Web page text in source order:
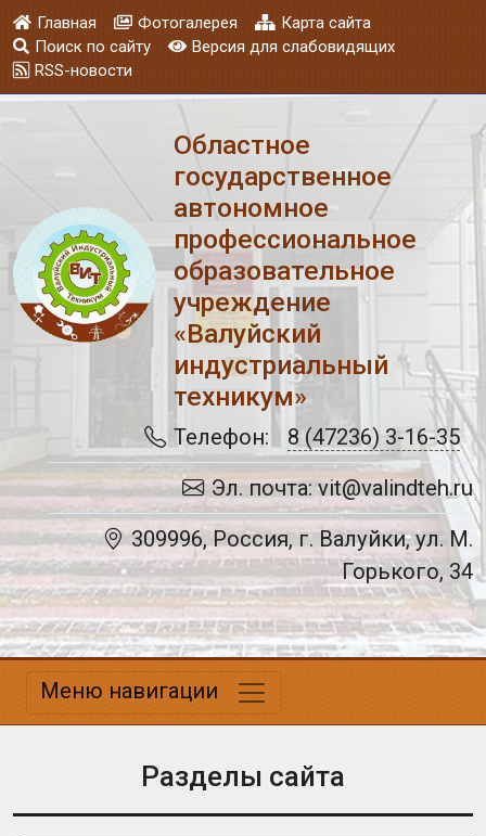
Главная Фотогалерея
Карта сайта
Поиск по сайту
Версия для слабовидящих
RSS-новости
Областное
государственное
автономное
профессиональное
образовательное
учреждение
«Валуйский
индустриальный
техникум»
Телефон:
8 (47236) 3-16-35
Эл. почта: vit@valindteh.ru
309996, Россия, г. Валуйки, ул. М.
Горького, 34
Меню навигации
Разделы сайта